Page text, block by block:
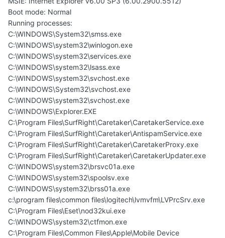
Boot mode: Normal
Running processes:
C:\WINDOWS\System32\smss.exe
C:\WINDOWS\system32\winlogon.exe
C:\WINDOWS\system32\services.exe
C:\WINDOWS\system32\lsass.exe
C:\WINDOWS\system32\svchost.exe
C:\WINDOWS\System32\svchost.exe
C:\WINDOWS\system32\svchost.exe
C:\WINDOWS\Explorer.EXE
C:\Program Files\SurfRight\Caretaker\CaretakerService.exe
C:\Program Files\SurfRight\Caretaker\AntispamService.exe
C:\Program Files\SurfRight\Caretaker\CaretakerProxy.exe
C:\Program Files\SurfRight\Caretaker\CaretakerUpdater.exe
C:\WINDOWS\system32\brsvc01a.exe
C:\WINDOWS\system32\spoolsv.exe
C:\WINDOWS\system32\brss01a.exe
c:\program files\common files\logitech\lvmvfm\LVPrcSrv.exe
C:\Program Files\Eset\nod32kui.exe
C:\WINDOWS\system32\ctfmon.exe
C:\Program Files\Common Files\Apple\Mobile Device